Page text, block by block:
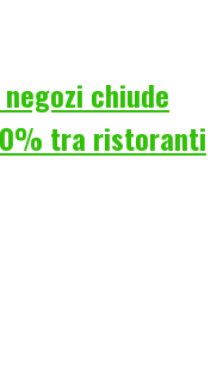
chiude
tra ristoranti